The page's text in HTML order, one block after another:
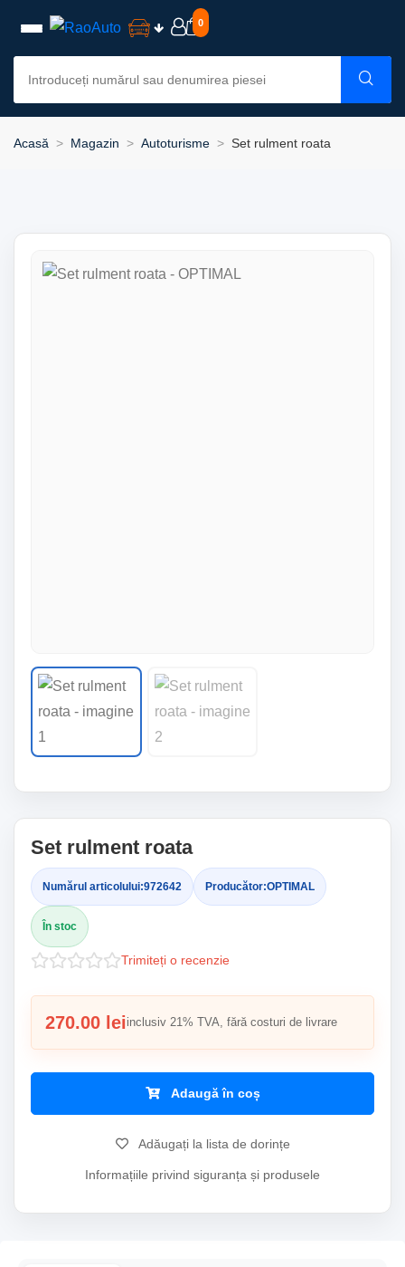
0
Acasă Magazin Autoturisme Set rulment roata
Set rulment roata
Numărul articolului:972642 Producător:OPTIMAL
În stoc
Trimiteți o recenzie
270.00 leiinclusiv 21% TVA, fără costuri de livrare
Adaugă în coș
Adăugați la lista de dorințe
Informațiile privind siguranța și produsele